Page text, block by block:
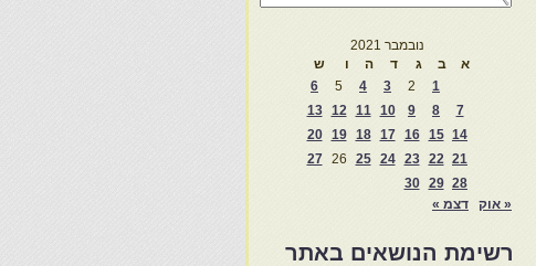
נובמבר 2021
א
ב ג ד ה ו
ש
1
2
3
4
5
6
7
8
9
10
11
12
13
14
15
16
17
18
19
20
21
22
23
24
25
26
27
28
29
30
« אוק
דצמ »
רשימת הנושאים באתר